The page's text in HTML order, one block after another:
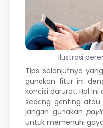
Ilustrasi
Tips selanjutnya
gunakan fitur ini
kondisi darurat. Hal
sedang genting atau
jangan gunakan
untuk memenuhi